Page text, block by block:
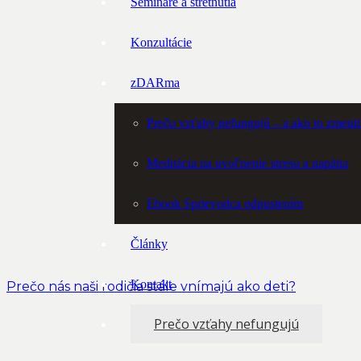
Konzultácie
zDARma
Prečo vzťahy nefungujú – a ako to
Meditácia na uvoľnenie stresu a napätia
Ebook Sprievodca odpustením
Články
Kontakt
Prečo vzťahy nefungujú
Prečo nás naši rodičia stále vnímajú ako deti?